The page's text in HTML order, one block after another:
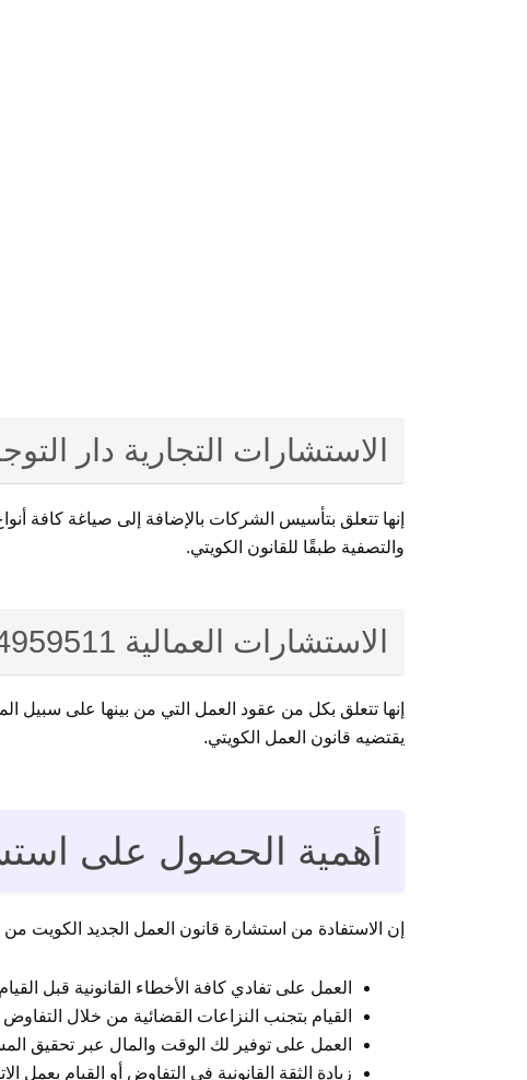
الاستشارات التجارية دار
إنها تتعلق بتأسيس الشركات بالإضافة إلى صياغة كافة
والتصفية طبقًا للقانون الكويتي.
الاستشارات العمالية 94959511
إنها تتعلق بكل من عقود العمل التي من بينها على
يقتضيه قانون العمل الكويتي.
أهمية الحصول على
إن الاستفادة من استشارة قانون العمل الجديد الكويت
العمل على تفادي كافة الأخطاء القانونية قبل
القيام بتجنب النزاعات القضائية من خلال التفاوض
العمل على توفير لك الوقت والمال عبر تحقيق
زيادة الثقة القانونية في التفاوض أو القيام بعمل